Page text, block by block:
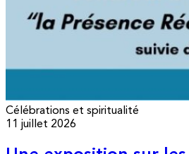
Célébrations et spiritualité
11 juillet 2026